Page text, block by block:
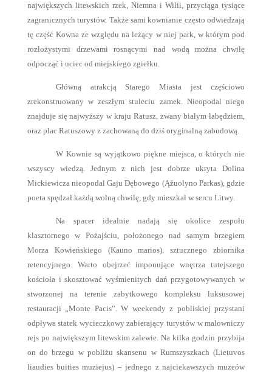
największych litewskich rzek, Niemna i Wilii, przyciąga tysiące
zagranicznych turystów. Także sami kownianie często odwiedzają
tę część Kowna ze względu na leżący w niej park, w którym pod
rozłożystymi drzewami rosnącymi nad wodą można chwilę
odpocząć i uciec od miejskiego zgiełku.
Główną atrakcją Starego Miasta jest częściowo
zrekonstruowany w zeszłym stuleciu zamek. Nieopodal niego
znajduje się najwyższy w kraju Ratusz, zwany białym łabędziem,
oraz plac Ratuszowy z zachowaną do dziś oryginalną zabudową.
W Kownie są wyjątkowo piękne miejsca, o których nie
wszyscy wiedzą. Jednym z nich jest dobrze ukryta Dolina
Mickiewicza nieopodal Gaju Dębowego (Ąžuolyno Parkas), gdzie
poeta spędzał każdą wolną chwilę, gdy mieszkał w sercu Litwy.
Na spacer idealnie nadają się okolice zespołu
klasztornego w Pożajściu, położonego nad samym brzegiem
Morza Kowieńskiego (Kauno marios), sztucznego zbiornika
retencyjnego. Warto obejrzeć imponujące wnętrza tutejszego
kościoła i skosztować wyśmienitych dań przygotowywanych w
stworzonej na terenie zabytkowego kompleksu luksusowej
restauracji „Monte Pacis”. W weekendy z pobliskiej przystani
odpływa statek wycieczkowy zabierający turystów w malowniczy
rejs po największym litewskim zalewie. Na kilka godzin przybija
on do brzegu w pobliżu skansenu w Rumszyszkach (Lietuvos
liaudies buities muziejus) – jednego z najciekawszych muzeów